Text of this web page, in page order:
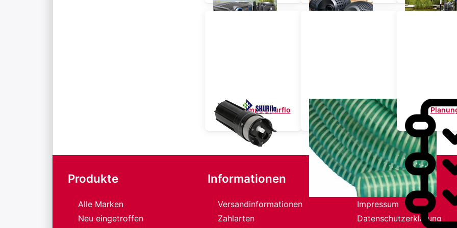
Förderpumpe Shurflo
9325
Schläuche
Produkte
Alle Marken
Neu eingetroffen
Informationen
Versandinformationen
Zahlarten
Rechtliches
Impressum
Datenschutzerklärung